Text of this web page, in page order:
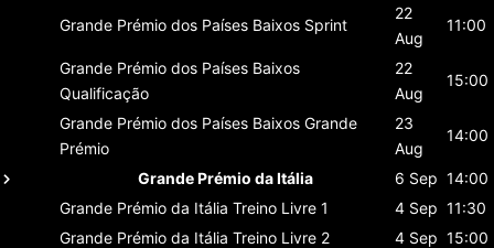
Grande Prémio dos Países Baixos Sprint
22
Aug
11:00
Grande Prémio dos Países Baixos
Qualificação
22
Aug
15:00
Grande Prémio dos Países Baixos Grande
Prémio
23
Aug
14:00
Grande Prémio da Itália 6 Sep 14:00
Grande Prémio da Itália Treino Livre 1 4 Sep 11:30
Grande Prémio da Itália Treino Livre 2 4 Sep 15:00